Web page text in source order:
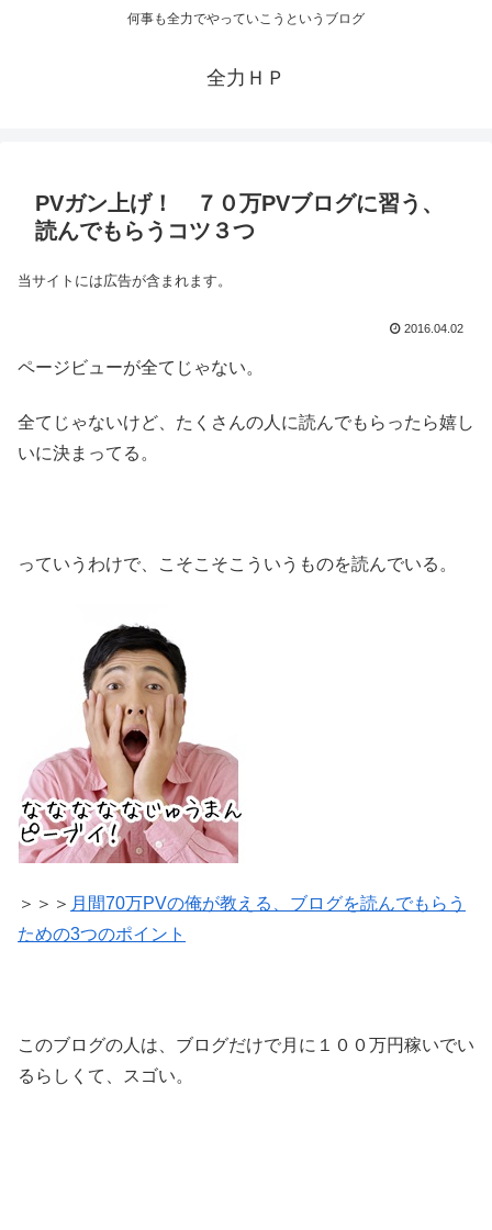
何事も全力でやっていこうというブログ
全力ＨＰ
PVガン上げ！ ７０万PVブログに習う、
読んでもらうコツ３つ
当サイトには広告が含まれます。
2016.04.02
ページビューが全てじゃない。
全てじゃないけど、たくさんの人に読んでもらったら嬉し
いに決まってる。
っていうわけで、こそこそこういうものを読んでいる。
＞＞＞ 月間70万PVの俺が教える、ブログを読んでもらう
ための3つのポイント
このブログの人は、ブログだけで月に１００万円稼いでい
るらしくて、スゴい。